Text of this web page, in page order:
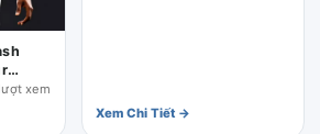
– Axem
Xem Chi Tiết →